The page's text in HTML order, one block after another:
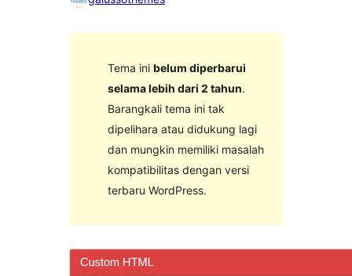
Tema ini belum diperbarui
selama lebih dari 2 tahun.
Barangkali tema ini tak
dipelihara atau didukung lagi
dan mungkin memiliki masalah
kompatibilitas dengan versi
terbaru WordPress.